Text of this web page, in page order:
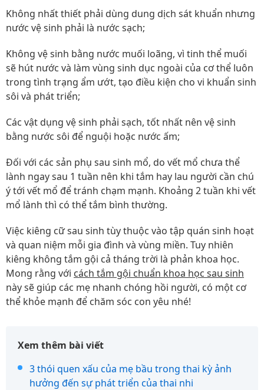
Không nhất thiết phải dùng dung dịch sát khuẩn nhưng
nước vệ sinh phải là nước sạch;
Không vệ sinh bằng nước muối loãng, vì tinh thể muối
sẽ hút nước và làm vùng sinh dục ngoài của cơ thể luôn
trong tình trạng ẩm ướt, tạo điều kiện cho vi khuẩn sinh
sôi và phát triển;
Các vật dụng vệ sinh phải sạch, tốt nhất nên vệ sinh
bằng nước sôi để nguội hoặc nước ấm;
Đối với các sản phụ sau sinh mổ, do vết mổ chưa thể
lành ngay sau 1 tuần nên khi tắm hay lau người cần chú
ý tới vết mổ để tránh chạm mạnh. Khoảng 2 tuần khi vết
mổ lành thì có thể tắm bình thường.
Việc kiêng cữ sau sinh tùy thuộc vào tập quán sinh hoạt
và quan niệm mỗi gia đình và vùng miền. Tuy nhiên
kiêng không tắm gội cả tháng trời là phản khoa học.
Mong rằng với cách tắm gội chuẩn khoa học sau sinh
này sẽ giúp các mẹ nhanh chóng hồi người, có một cơ
thể khỏe mạnh để chăm sóc con yêu nhé!
Xem thêm bài viết
3 thói quen xấu của mẹ bầu trong thai kỳ ảnh
hưởng đến sự phát triển của thai nhi